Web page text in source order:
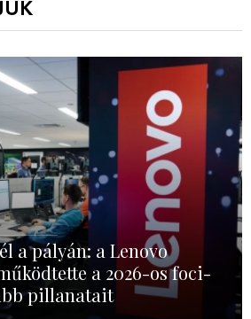
a pályán: a Lenovo
a 2026-os foci-
pillanatait